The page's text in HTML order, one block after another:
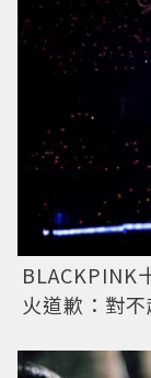
BLACKPINK
火道歉：對